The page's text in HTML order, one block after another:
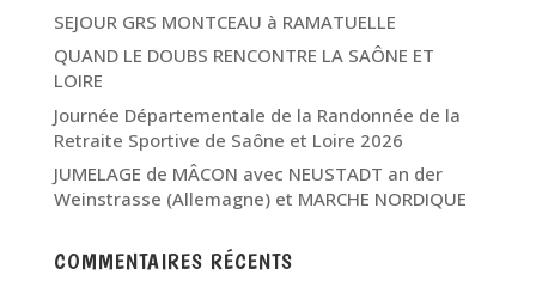
SEJOUR GRS MONTCEAU à RAMATUELLE
QUAND LE DOUBS RENCONTRE LA SAÔNE ET
LOIRE
Journée Départementale de la Randonnée de la
Retraite Sportive de Saône et Loire 2026
JUMELAGE de MÂCON avec NEUSTADT an der
Weinstrasse (Allemagne) et MARCHE NORDIQUE
COMMENTAIRES RÉCENTS